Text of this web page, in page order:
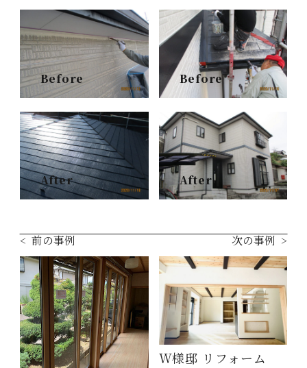
Before Before
After After
前の事例 次の事例
W様邸 リフォーム